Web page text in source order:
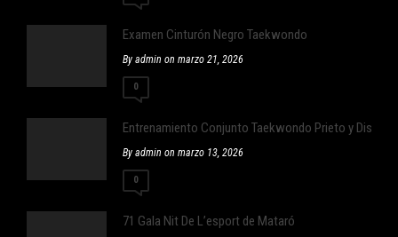
Examen Cinturón Negro Taekwondo
By admin on marzo 21, 2026
0
Entrenamiento Conjunto Taekwondo Prieto y Distrito
By admin on marzo 13, 2026
0
71 Gala Nit De L’esport de Mataró